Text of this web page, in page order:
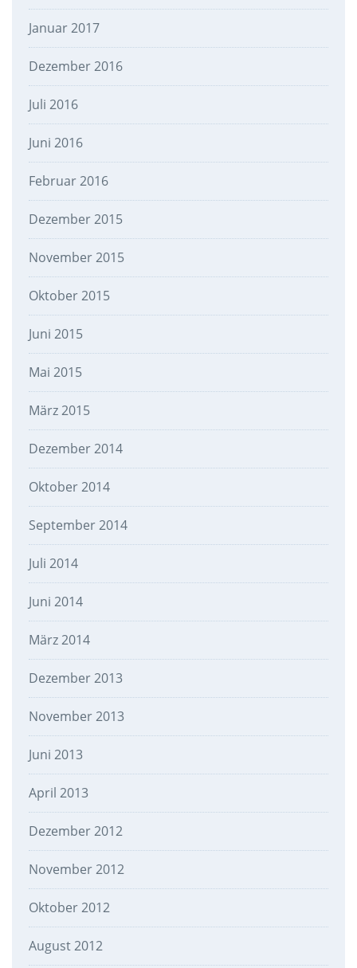
Januar 2017
Dezember 2016
Juli 2016
Juni 2016
Februar 2016
Dezember 2015
November 2015
Oktober 2015
Juni 2015
Mai 2015
März 2015
Dezember 2014
Oktober 2014
September 2014
Juli 2014
Juni 2014
März 2014
Dezember 2013
November 2013
Juni 2013
April 2013
Dezember 2012
November 2012
Oktober 2012
August 2012